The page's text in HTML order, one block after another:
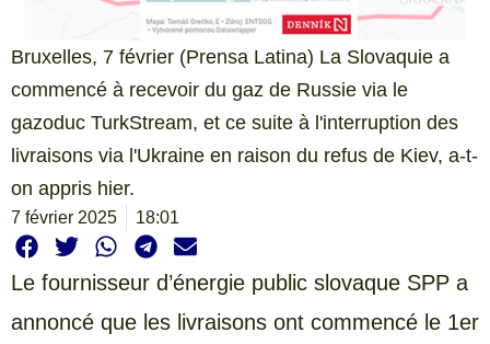
Bruxelles, 7 février (Prensa Latina) La Slovaquie a
commencé à recevoir du gaz de Russie via le
gazoduc TurkStream, et ce suite à l'interruption des
livraisons via l'Ukraine en raison du refus de Kiev, a-t-
on appris hier.
7 février 2025 18:01
Le fournisseur d’énergie public slovaque SPP a
annoncé que les livraisons ont commencé le 1er